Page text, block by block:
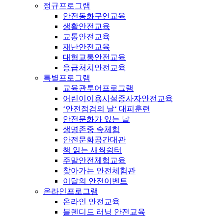
정규프로그램
안전동화구연교육
생활안전교육
교통안전교육
재난안전교육
대형교통안전교육
응급처치안전교육
특별프로그램
교육관투어프로그램
어린이이용시설종사자안전교육
‘안전점검의 날‘ 대피훈련
안전문화가 있는 날
생명존중 숲체험
안전문화공간대관
책 읽는 새싹쉼터
주말안전체험교육
찾아가는 안전체험관
이달의 안전이벤트
온라인프로그램
온라인 안전교육
블렌디드 러닝 안전교육